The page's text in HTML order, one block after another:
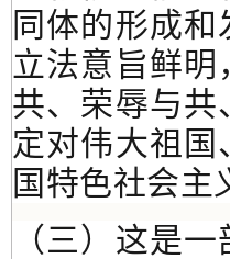
同体的形成
立法意旨鲜
共、荣辱与
定对伟大祖
国特色社会主
（三）这是